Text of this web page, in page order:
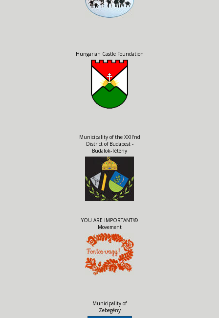
Hungarian Castle Foundation
Municipality of the XXII'nd
District of Budapest -
Budafok-Tétény
YOU ARE IMPORTANT!©
Movement
Municipality of
Zebegény